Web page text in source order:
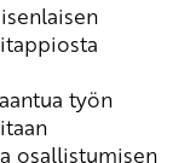
työn
osallistumisen